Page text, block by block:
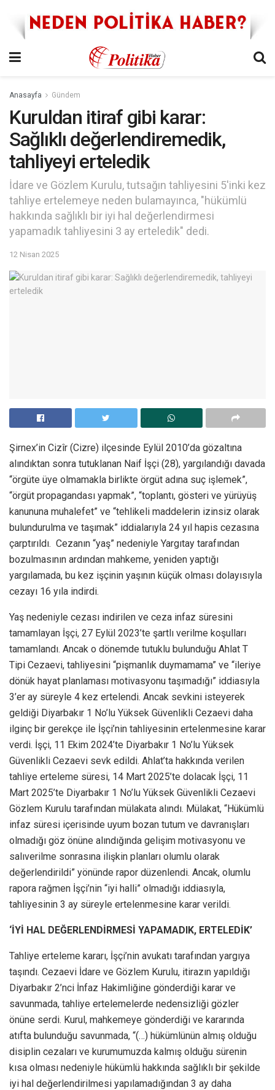
Anasayfa Gündem
Kuruldan itiraf gibi karar:
Sağlıklı değerlendiremedik,
tahliyeyi erteledik
İdare ve Gözlem Kurulu, tutsağın tahliyesini 5'inki kez
tahliye ertelemeye neden bulamayınca, "hükümlü
hakkında sağlıklı bir iyi hal değerlendirmesi
yapamadık tahliyesini 3 ay erteledik" dedi.
12 Nisan 2025
Şirnex’in Cizîr (Cizre) ilçesinde Eylül 2010’da gözaltına
alındıktan sonra tutuklanan Naif İşçi (28), yargılandığı davada
“örgüte üye olmamakla birlikte örgüt adına suç işlemek”,
“örgüt propagandası yapmak”, “toplantı, gösteri ve yürüyüş
kanununa muhalefet” ve “tehlikeli maddelerin izinsiz olarak
bulundurulma ve taşımak” iddialarıyla 24 yıl hapis cezasına
çarptırıldı. Cezanın “yaş” nedeniyle Yargıtay tarafından
bozulmasının ardından mahkeme, yeniden yaptığı
yargılamada, bu kez işçinin yaşının küçük olması dolayısıyla
cezayı 16 yıla indirdi.
Yaş nedeniyle cezası indirilen ve ceza infaz süresini
tamamlayan İşçi, 27 Eylül 2023’te şartlı verilme koşulları
tamamlandı. Ancak o dönemde tutuklu bulunduğu Ahlat T
Tipi Cezaevi, tahliyesini “pişmanlık duymamama” ve “ileriye
dönük hayat planlaması motivasyonu taşımadığı” iddiasıyla
3’er ay süreyle 4 kez ertelendi. Ancak sevkini isteyerek
geldiği Diyarbakır 1 No’lu Yüksek Güvenlikli Cezaevi daha
ilginç bir gerekçe ile İşçi’nin tahliyesinin ertelenmesine karar
verdi. İşçi, 11 Ekim 2024’te Diyarbakır 1 No’lu Yüksek
Güvenlikli Cezaevi sevk edildi. Ahlat’ta hakkında verilen
tahliye erteleme süresi, 14 Mart 2025’te dolacak İşçi, 11
Mart 2025’te Diyarbakır 1 No’lu Yüksek Güvenlikli Cezaevi
Gözlem Kurulu tarafından mülakata alındı. Mülakat, “Hükümlü
infaz süresi içerisinde uyum bozan tutum ve davranışları
olmadığı göz önüne alındığında gelişim motivasyonu ve
salıverilme sonrasına ilişkin planları olumlu olarak
değerlendirildi” yönünde rapor düzenlendi. Ancak, olumlu
rapora rağmen İşçi’nin “iyi halli” olmadığı iddiasıyla,
tahliyesinin 3 ay süreyle ertelenmesine karar verildi.
‘İYİ HAL DEĞERLENDİRMESİ YAPAMADIK, ERTELEDİK’
Tahliye erteleme kararı, İşçi’nin avukatı tarafından yargıya
taşındı. Cezaevi İdare ve Gözlem Kurulu, itirazın yapıldığı
Diyarbakır 2’nci İnfaz Hakimliğine gönderdiği karar ve
savunmada, tahliye ertelemelerde nedensizliği gözler
önüne serdi. Kurul, mahkemeye gönderdiği ve kararında
atıfta bulunduğu savunmada, “(…) hükümlünün almış olduğu
disiplin cezaları ve kurumumuzda kalmış olduğu sürenin
kısa olması nedeniyle hükümlü hakkında sağlıklı bir şekilde
iyi hal değerlendirilmesi yapılamadığından 3 ay daha